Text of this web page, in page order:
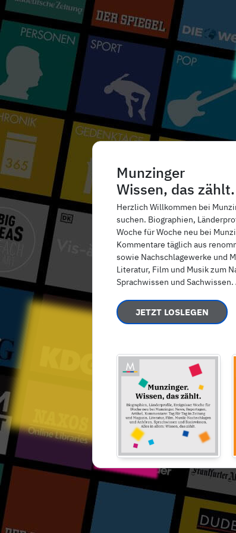
Munzinger
Wissen, das zählt.
Herzlich Willkommen bei
suchen. Biographien,
Woche für Woche neu bei
Kommentare täglich aus
sowie Nachschlagewerke und
Literatur, Film und Musik zum
Sprachwissen und
JETZT LOSLEGEN